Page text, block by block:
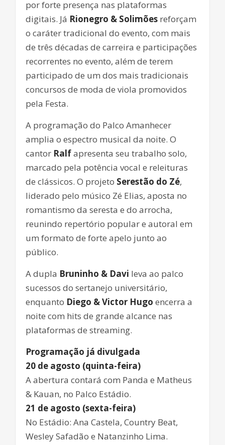
por forte presença nas plataformas
digitais. Já Rionegro & Solimões reforçam
o caráter tradicional do evento, com mais
de três décadas de carreira e participações
recorrentes no evento, além de terem
participado de um dos mais tradicionais
concursos de moda de viola promovidos
pela Festa.
A programação do Palco Amanhecer
amplia o espectro musical da noite. O
cantor Ralfapresenta seu trabalho solo,
marcado pela potência vocal e releituras
de clássicos. O projeto Serestão do Zé,
liderado pelo músico Zé Elias, aposta no
romantismo da seresta e do arrocha,
reunindo repertório popular e autoral em
um formato de forte apelo junto ao
público.
A dupla Bruninho & Davi leva ao palco
sucessos do sertanejo universitário,
enquanto Diego & Victor Hugo encerra a
noite com hits de grande alcance nas
plataformas de streaming.
Programação já divulgada
20 de agosto (quinta-feira)
A abertura contará com Panda e Matheus
& Kauan, no Palco Estádio.
21 de agosto (sexta-feira)
No Estádio: Ana Castela, Country Beat,
Wesley Safadão e Natanzinho Lima.